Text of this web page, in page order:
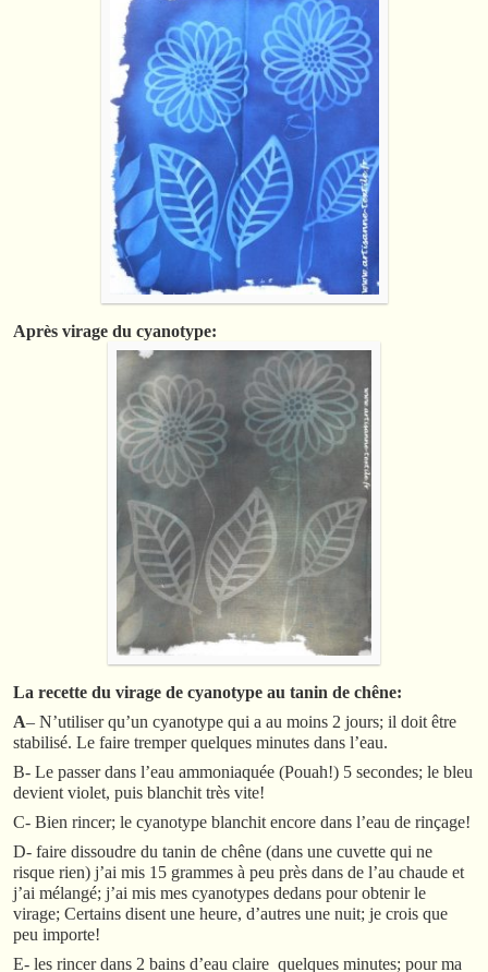
Après virage du cyanotype:
La recette du virage de cyanotype au tanin de chêne:
A– N’utiliser qu’un cyanotype qui a au moins 2 jours; il doit être
stabilisé. Le faire tremper quelques minutes dans l’eau.
B- Le passer dans l’eau ammoniaquée (Pouah!) 5 secondes; le bleu
devient violet, puis blanchit très vite!
C- Bien rincer; le cyanotype blanchit encore dans l’eau de rinçage!
D- faire dissoudre du tanin de chêne (dans une cuvette qui ne
risque rien) j’ai mis 15 grammes à peu près dans de l’au chaude et
j’ai mélangé; j’ai mis mes cyanotypes dedans pour obtenir le
virage; Certains disent une heure, d’autres une nuit; je crois que
peu importe!
E- les rincer dans 2 bains d’eau claire quelques minutes; pour ma